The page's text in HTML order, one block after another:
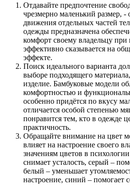
Отдавайте предпочтение
чрезмерно маленький размер,
движения отдельных частей
одежды предназначена
комфорт своему владельцу
эффективно сказывается на
эффекте.
Поиск идеального варианта
выборе подходящего
изделие. Бамбуковые модели
комфортностью и
особенно придётся по вкусу
отличается особой степенью
понравится тем, кто в одежде
практичность.
Обращайте внимание на цвет
влияет на настроение своего
значениям цветов в
снимает усталость, серый –
белый – уменьшает
настроение, синий – помогает